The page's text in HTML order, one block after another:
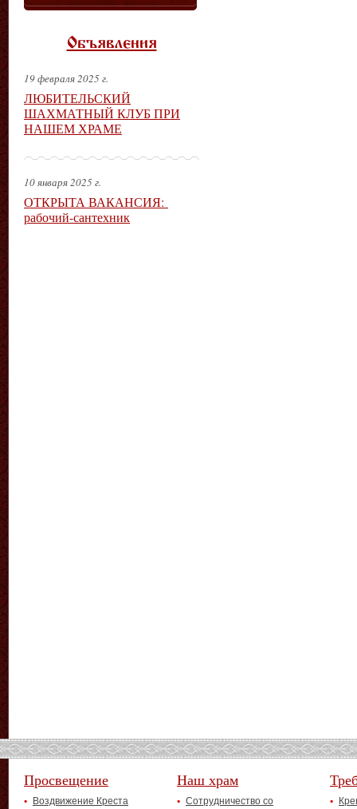
Объявления
19 февраля 2025 г.
ЛЮБИТЕЛЬСКИЙ
ШАХМАТНЫЙ КЛУБ ПРИ
НАШЕМ ХРАМЕ
10 января 2025 г.
ОТКРЫТА ВАКАНСИЯ:
рабочий-сантехник
Просвещение
Воздвижение Креста
Наш храм
Сотрудничество со